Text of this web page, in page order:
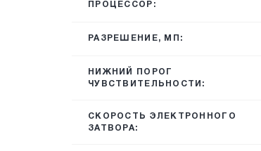
ПРОЦЕССОР:
РАЗРЕШЕНИЕ, МП:
НИЖНИЙ ПОРОГ
ЧУВСТВИТЕЛЬНОСТИ:
СКОРОСТЬ ЭЛЕКТРОННОГО
ЗАТВОРА: